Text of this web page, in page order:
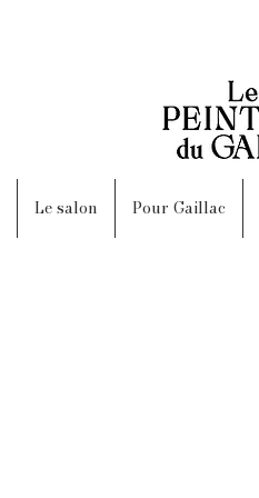
Le salon Pour Gaillac